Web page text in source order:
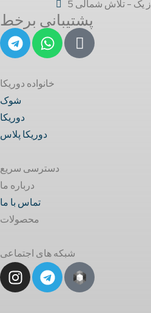
- تلاش شمالی 5
پشتیبانی برخط
خانواده دوریکا
شوک
دوریکا
دوریکا پلاس
دسترسی سریع
درباره ما
تماس با ما
محصولات
شبکه های اجتماعی